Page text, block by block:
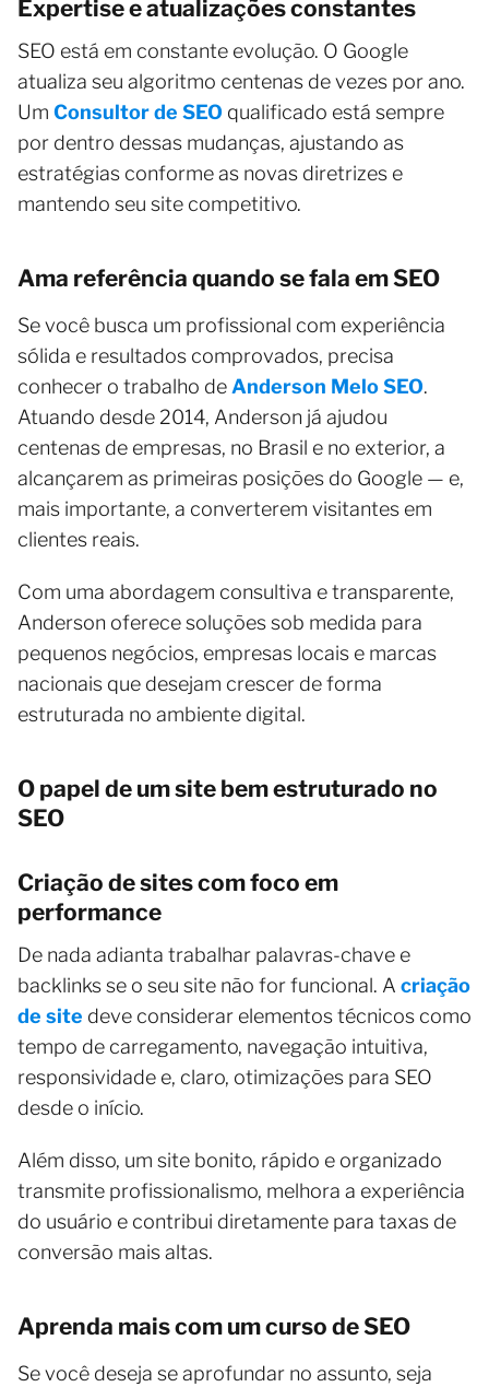
Expertise e atualizações constantes
SEO está em constante evolução. O Google
atualiza seu algoritmo centenas de vezes por ano.
Um Consultor de SEO qualificado está sempre
por dentro dessas mudanças, ajustando as
estratégias conforme as novas diretrizes e
mantendo seu site competitivo.
Ama referência quando se fala em SEO
Se você busca um profissional com experiência
sólida e resultados comprovados, precisa
conhecer o trabalho deAnderson Melo SEO.
Atuando desde 2014, Anderson já ajudou
centenas de empresas, no Brasil e no exterior, a
alcançarem as primeiras posições do Google — e,
mais importante, a converterem visitantes em
clientes reais.
Com uma abordagem consultiva e transparente,
Anderson oferece soluções sob medida para
pequenos negócios, empresas locais e marcas
nacionais que desejam crescer de forma
estruturada no ambiente digital.
O papel de um site bem estruturado no
SEO
Criação de sites com foco em
performance
De nada adianta trabalhar palavras-chave e
backlinks se o seu site não for funcional. A criação
de site deve considerar elementos técnicos como
tempo de carregamento, navegação intuitiva,
responsividade e, claro, otimizações para SEO
desde o início.
Além disso, um site bonito, rápido e organizado
transmite profissionalismo, melhora a experiência
do usuário e contribui diretamente para taxas de
conversão mais altas.
Aprenda mais com um curso de SEO
Se você deseja se aprofundar no assunto, seja